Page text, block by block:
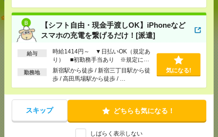
【シフト自由・現金手渡しOK】iPhoneなど
スマホの充電を繋げるだけ！[派遣]
給与
時給1414円～ ▼日払いOK（規定あ
り） ■初勤務手当あり ※規定によ
る
勤務地
新宿駅から徒歩 / 新宿三丁目駅から徒
歩 / 高田馬場駅から徒歩 / …
気になる!
スキップ どちらも気になる！
しばらく表示しない
【オープニング募集】おばあちゃんのお散歩付き添
いも仕事の1つ[派遣]
[給 与]無資格未経験：時給1500円～ ■週払い
OK ■扶養内OK ■日収1万2000円以上
交通費全額支給
[勤務地]桜木町駅/石川町駅/日ノ出町駅/…
気になる！
【シフト自由・現金手渡しOK】iPhoneなどスマホの
充電を繋げるだけ！[派遣]
[給 与]時給1414円～ ▼日払いOK（規定あ
り） ■初勤務手当あり ※規定による